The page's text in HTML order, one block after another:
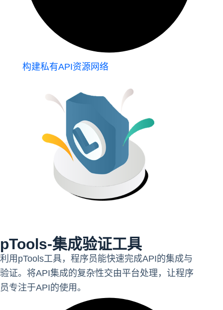
构建私有API资源网络
pTools-集成验证工具
利用pTools工具，程序员能快速完成API的集成与
验证。将API集成的复杂性交由平台处理，让程序
员专注于API的使用。